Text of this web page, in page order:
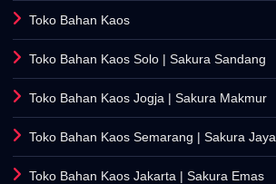
Toko Bahan Kaos
Toko Bahan Kaos Solo | Sakura Sandang
Toko Bahan Kaos Jogja | Sakura Makmur
Toko Bahan Kaos Semarang | Sakura Jaya
Toko Bahan Kaos Jakarta | Sakura Emas